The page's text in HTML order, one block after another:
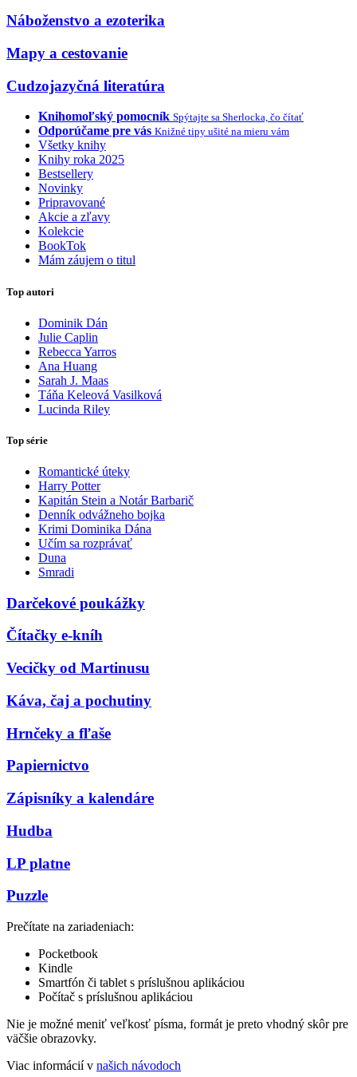
Náboženstvo a ezoterika
Mapy a cestovanie
Cudzojazyčná literatúra
Knihomoľský pomocník Spýtajte sa Sherlocka, čo čítať
Odporúčame pre vás Knižné tipy ušité na mieru vám
Všetky knihy
Knihy roka 2025
Bestsellery
Novinky
Pripravované
Akcie a zľavy
Kolekcie
BookTok
Mám záujem o titul
Top autori
Dominik Dán
Julie Caplin
Rebecca Yarros
Ana Huang
Sarah J. Maas
Táňa Keleová Vasilková
Lucinda Riley
Top série
Romantické úteky
Harry Potter
Kapitán Stein a Notár Barbarič
Denník odvážneho bojka
Krimi Dominika Dána
Učím sa rozprávať
Duna
Smradi
Darčekové poukážky
Čítačky e-kníh
Vecičky od Martinusu
Káva, čaj a pochutiny
Hrnčeky a fľaše
Papiernictvo
Zápisníky a kalendáre
Hudba
LP platne
Puzzle
Prečítate na zariadeniach:
Pocketbook
Kindle
Smartfón či tablet s príslušnou aplikáciou
Počítač s príslušnou aplikáciou
Nie je možné meniť veľkosť písma, formát je preto vhodný skôr pre
väčšie obrazovky.
Viac informácií v našich návodoch